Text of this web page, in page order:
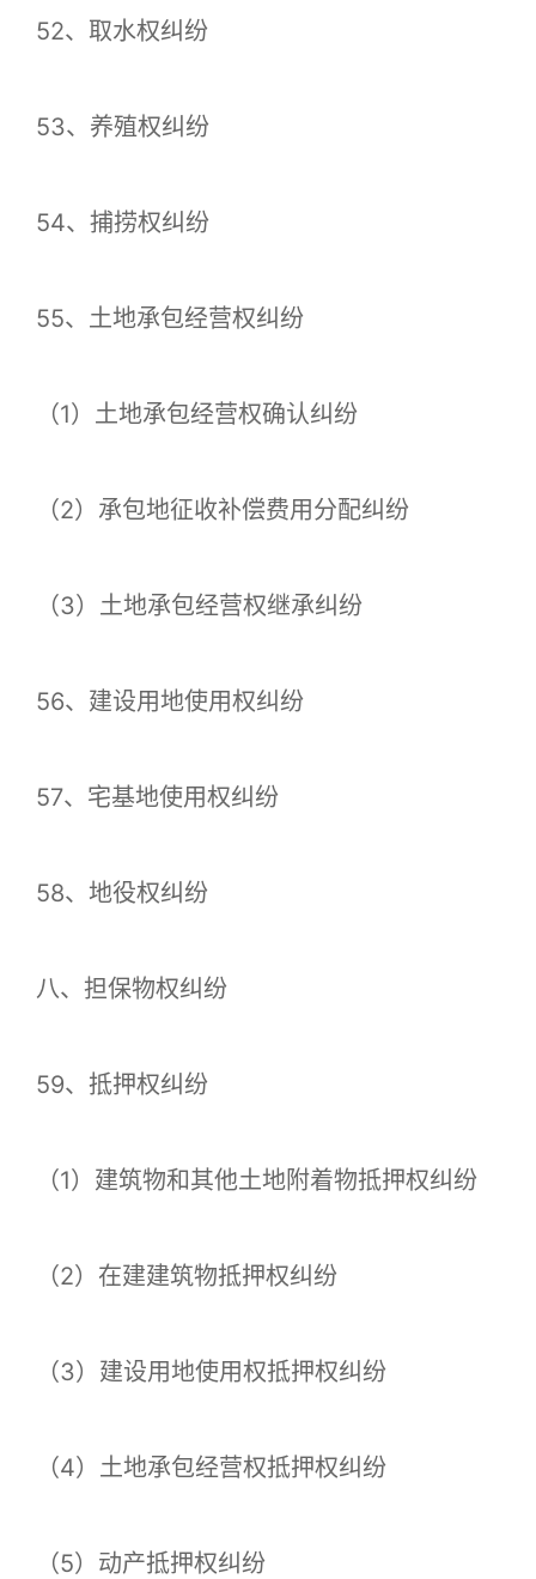
52、取水权纠纷
53、养殖权纠纷
54、捕捞权纠纷
55、土地承包经营权纠纷
（1）土地承包经营权确认纠纷
（2）承包地征收补偿费用分配纠纷
（3）土地承包经营权继承纠纷
56、建设用地使用权纠纷
57、宅基地使用权纠纷
58、地役权纠纷
八、担保物权纠纷
59、抵押权纠纷
（1）建筑物和其他土地附着物抵押权纠纷
（2）在建建筑物抵押权纠纷
（3）建设用地使用权抵押权纠纷
（4）土地承包经营权抵押权纠纷
（5）动产抵押权纠纷